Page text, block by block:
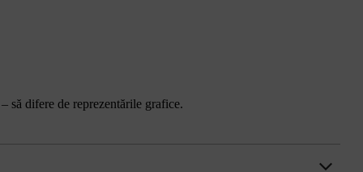
să difere de reprezentările grafice.